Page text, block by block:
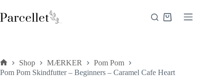
til
indhold
Indkøbskurv
Forside
Shop MÆRKER
Pom Pom
Pom Pom Skindfutter – Beginners – Caramel Cafe Heart